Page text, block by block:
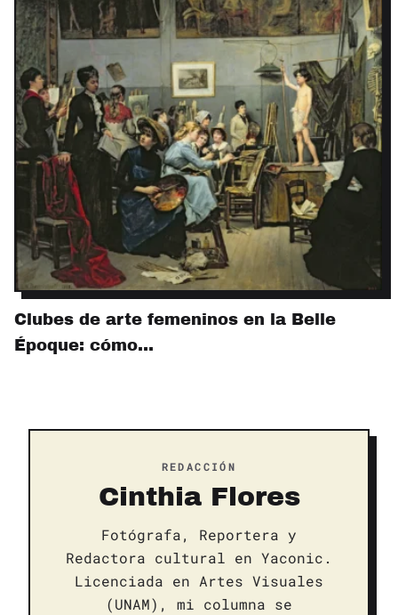
Clubes de arte femeninos en la Belle
Époque: cómo…
REDACCIÓN
Cinthia Flores
Fotógrafa, Reportera y
Redactora cultural en Yaconic.
Licenciada en Artes Visuales
(UNAM), mi columna se